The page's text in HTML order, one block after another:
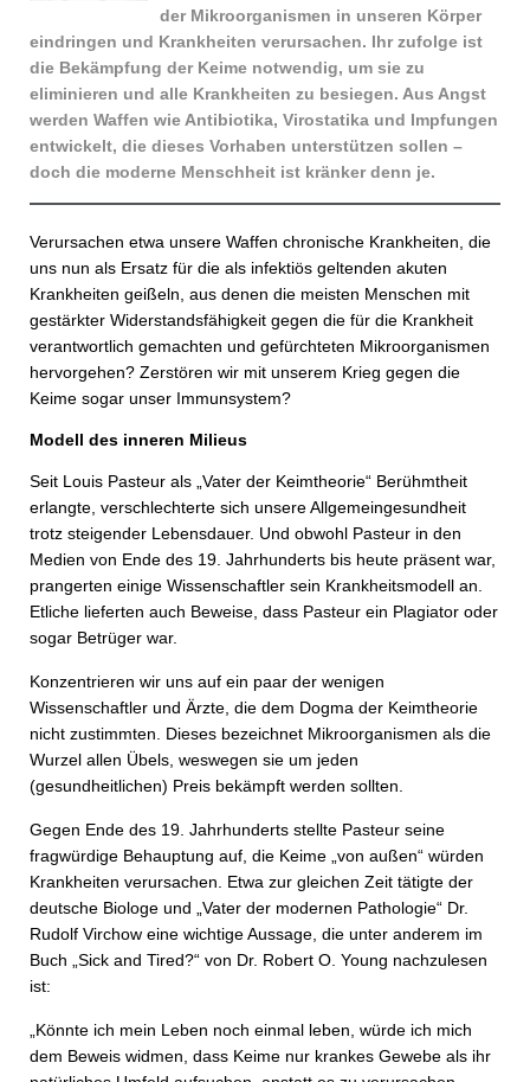
der Mikroorganismen in unseren Körper
eindringen und Krankheiten verursachen. Ihr zufolge ist
die Bekämpfung der Keime notwendig, um sie zu
eliminieren und alle Krankheiten zu besiegen. Aus Angst
werden Waffen wie Antibiotika, Virostatika und Impfungen
entwickelt, die dieses Vorhaben unterstützen sollen –
doch die moderne Menschheit ist kränker denn je.
Verursachen etwa unsere Waffen chronische Krankheiten, die
uns nun als Ersatz für die als infektiös geltenden akuten
Krankheiten geißeln, aus denen die meisten Menschen mit
gestärkter Widerstandsfähigkeit gegen die für die Krankheit
verantwortlich gemachten und gefürchteten Mikroorganismen
hervorgehen? Zerstören wir mit unserem Krieg gegen die
Keime sogar unser Immunsystem?
Modell des inneren Milieus
Seit Louis Pasteur als „Vater der Keimtheorie“ Berühmtheit
erlangte, verschlechterte sich unsere Allgemeingesundheit
trotz steigender Lebensdauer. Und obwohl Pasteur in den
Medien von Ende des 19. Jahrhunderts bis heute präsent war,
prangerten einige Wissenschaftler sein Krankheitsmodell an.
Etliche lieferten auch Beweise, dass Pasteur ein Plagiator oder
sogar Betrüger war.
Konzentrieren wir uns auf ein paar der wenigen
Wissenschaftler und Ärzte, die dem Dogma der Keimtheorie
nicht zustimmten. Dieses bezeichnet Mikroorganismen als die
Wurzel allen Übels, weswegen sie um jeden
(gesundheitlichen) Preis bekämpft werden sollten.
Gegen Ende des 19. Jahrhunderts stellte Pasteur seine
fragwürdige Behauptung auf, die Keime „von außen“ würden
Krankheiten verursachen. Etwa zur gleichen Zeit tätigte der
deutsche Biologe und „Vater der modernen Pathologie“ Dr.
Rudolf Virchow eine wichtige Aussage, die unter anderem im
Buch „Sick and Tired?“ von Dr. Robert O. Young nachzulesen
ist:
„Könnte ich mein Leben noch einmal leben, würde ich mich
dem Beweis widmen, dass Keime nur krankes Gewebe als ihr